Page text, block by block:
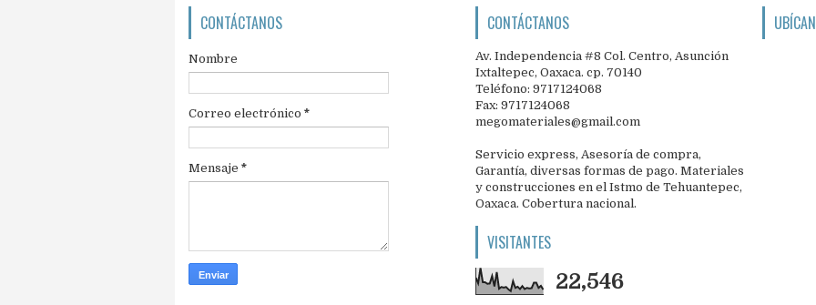
CONTÁCTANOS
Nombre
Correo electrónico *
Mensaje *
CONTÁCTANOS
Av. Independencia #8 Col. Centro, Asunción
Ixtaltepec, Oaxaca. cp. 70140
Teléfono: 9717124068
Fax: 9717124068
megomateriales@gmail.com
Servicio express, Asesoría de compra,
Garantía, diversas formas de pago. Materiales
y construcciones en el Istmo de Tehuantepec,
Oaxaca. Cobertura nacional.
VISITANTES
22,546